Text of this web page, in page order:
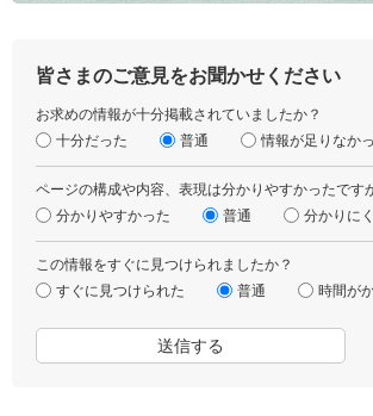
皆さまのご意見をお聞かせください
お求めの情報が十分掲載されていましたか？
十分だった
普通 情報が足りなか
ページの構成や内容、表現は分かりやすかったです
分かりやすかった
普通 分かりに
この情報をすぐに見つけられましたか？
すぐに見つけられた
普通 時間が